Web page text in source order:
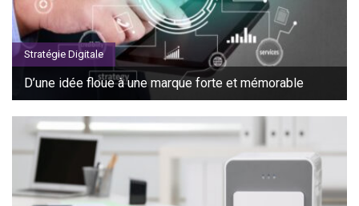
Stratégie Digitale
D’une idée floue à une marque forte et mémorable